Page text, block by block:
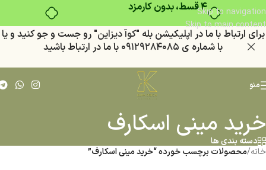
۴ قسط، بدون کارمزد
Skip to navigation
Skip to main content
براي ارتباط با ما در اپليكيشن بله "كوآ ديزاين" رو جست و جو كنيد و يا
با شماره ي ٠٩١٢٩٢٨٤٠٨٥ با ما در ارتباط باشيد
منو
خرید مینی اسکارف
دسته بندی ها
خانه/محصولات برچسب خورده “خرید مینی اسکارف”